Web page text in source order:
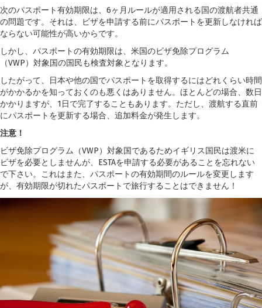
次のパスポート有効期限は、6ヶ月ルールが適用される国の渡航者共通
の問題です。それは、ビザを申請する前にパスポートを更新しなければ
ならない可能性が高いからです。
しかし、パスポートの有効期限は、米国のビザ免除プログラム
（VWP）対象国の国民も検査対象となります。
したがって、日本や他の国でパスポートを取得するにはどれくらい時間
がかかるかを知っておくのも悪くはありません。ほとんどの場合、数日
かかりますが、1日で完了することもあります。ただし、渡航する直前
にパスポートを更新する場合、追加料金が発生します。
注意！
ビザ免除プログラム（VWP）対象国であるためイギリス国民は渡米に
ビザを必要としませんが、ESTAを申請する必要があることを忘れない
で下さい。これはまた、パスポートの有効期間のルールを変更します
が、有効期限が切れたパスポートで旅行することはできません！